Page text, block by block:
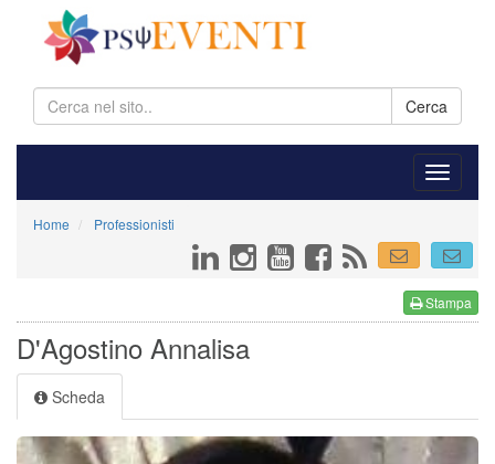
Cerca
Home Professionisti
Stampa
D'Agostino Annalisa
Scheda